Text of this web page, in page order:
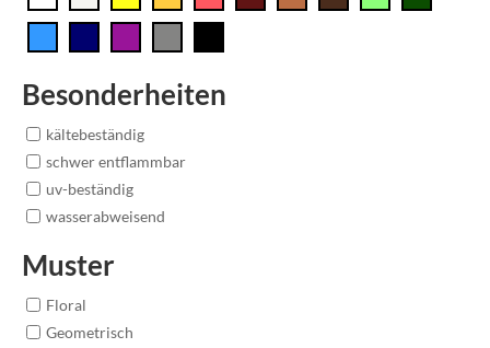
Besonderheiten
kältebeständig
schwer entflammbar
uv-beständig
wasserabweisend
Muster
Floral
Geometrisch